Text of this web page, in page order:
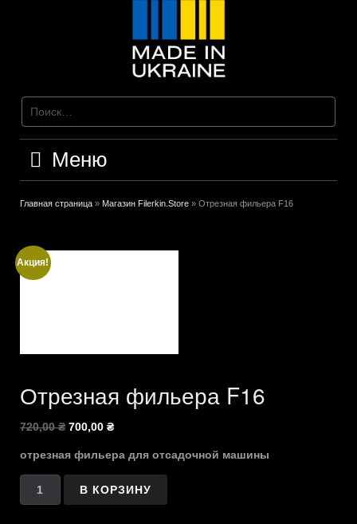
Меню
Главная страница » Магазин Filerkin.Store » Отрезная фильера F16
Акция!
Отрезная фильера F16
720,00₴ Первоначальная
составляла
720,00 ₴.
700,00 ₴Текущая
700,00 ₴.
отрезная фильера для отсадочной машины
В КОРЗИНУ